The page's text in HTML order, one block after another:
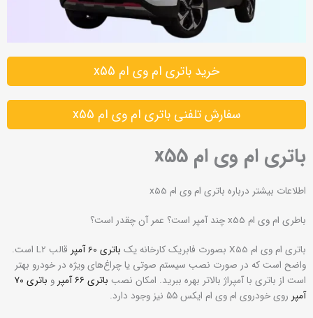
خرید باتری ام وی ام x55
سفارش تلفنی باتری ام وی ام x55
باتری ام وی ام x55
اطلاعات بیشتر درباره باتری ام وی ام x55
باطری ام وی ام x55 چند آمپر است؟ عمر آن چقدر است؟
باتری ام وی ام X55 بصورت فابریک کارخانه یک
باتری 60 آمپر
قالب L2 است.
واضح است که در صورت نصب سیستم صوتی یا چراغ‌های ویژه در خودرو بهتر
است از باتری با آمپراژ بالاتر بهره ببرید. امکان نصب باتری ۶۶ آمپر و
باتری ۷۰
آمپر روی خودروی ام وی ام ایکس ۵۵ نیز وجود دارد.